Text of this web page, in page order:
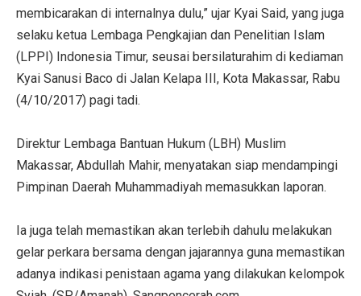
membicarakan di internalnya dulu,” ujar Kyai Said, yang juga
selaku ketua Lembaga Pengkajian dan Penelitian Islam
(LPPI) Indonesia Timur, seusai bersilaturahim di kediaman
Kyai Sanusi Baco di Jalan Kelapa III, Kota Makassar, Rabu
(4/10/2017) pagi tadi.
Direktur Lembaga Bantuan Hukum (LBH) Muslim
Makassar, Abdullah Mahir, menyatakan siap mendampingi
Pimpinan Daerah Muhammadiyah memasukkan laporan.
Ia juga telah memastikan akan terlebih dahulu melakukan
gelar perkara bersama dengan jajarannya guna memastikan
adanya indikasi penistaan agama yang dilakukan kelompok